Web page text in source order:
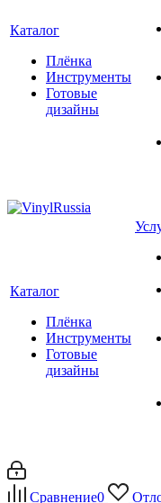
Каталог
Плёнка
Инструменты
Готовые
дизайны
Каталог
Плёнка
Инструменты
Готовые
дизайны
Сравнение0